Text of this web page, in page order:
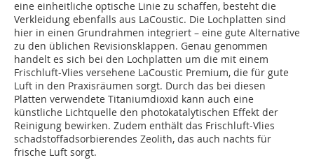
eine einheitliche optische Linie zu schaffen, besteht die
Verkleidung ebenfalls aus LaCoustic. Die Lochplatten sind
hier in einen Grundrahmen integriert – eine gute Alternative
zu den üblichen Revisionsklappen. Genau genommen
handelt es sich bei den Lochplatten um die mit einem
Frischluft-Vlies versehene LaCoustic Premium, die für gute
Luft in den Praxisräumen sorgt. Durch das bei diesen
Platten verwendete Titaniumdioxid kann auch eine
künstliche Lichtquelle den photokatalytischen Effekt der
Reinigung bewirken. Zudem enthält das Frischluft-Vlies
schadstoffadsorbierendes Zeolith, das auch nachts für
frische Luft sorgt.